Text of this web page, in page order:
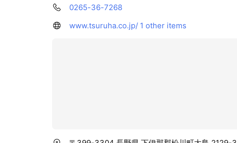
0265-36-7268
www.tsuruha.co.jp/ 1 other items